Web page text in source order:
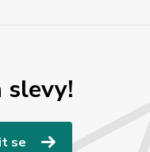
slevy!
se